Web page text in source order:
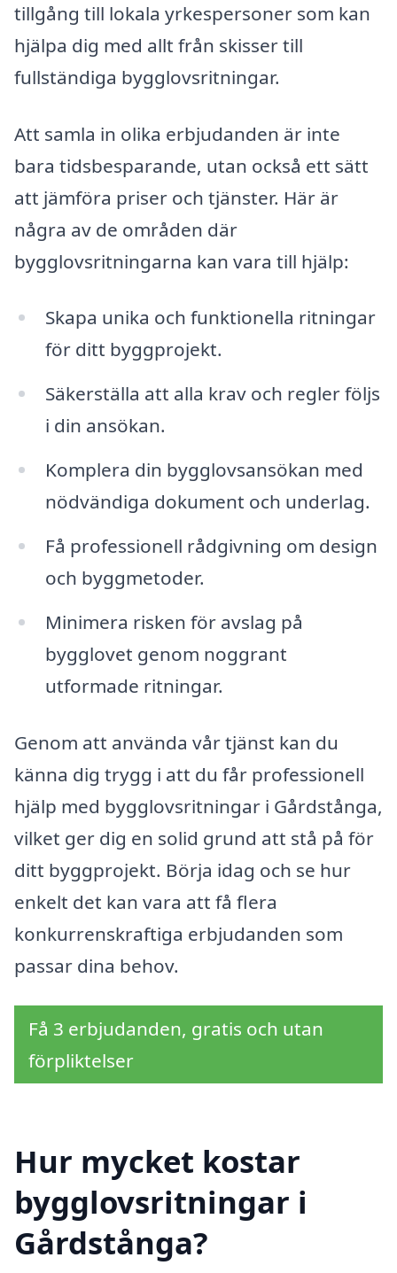
tillgång till lokala yrkespersoner som kan
hjälpa dig med allt från skisser till
fullständiga bygglovsritningar.
Att samla in olika erbjudanden är inte
bara tidsbesparande, utan också ett sätt
att jämföra priser och tjänster. Här är
några av de områden där
bygglovsritningarna kan vara till hjälp:
Skapa unika och funktionella ritningar
för ditt byggprojekt.
Säkerställa att alla krav och regler följs
i din ansökan.
Komplera din bygglovsansökan med
nödvändiga dokument och underlag.
Få professionell rådgivning om design
och byggmetoder.
Minimera risken för avslag på
bygglovet genom noggrant
utformade ritningar.
Genom att använda vår tjänst kan du
känna dig trygg i att du får professionell
hjälp med bygglovsritningar i Gårdstånga,
vilket ger dig en solid grund att stå på för
ditt byggprojekt. Börja idag och se hur
enkelt det kan vara att få flera
konkurrenskraftiga erbjudanden som
passar dina behov.
Få 3 erbjudanden, gratis och utan
förpliktelser
Hur mycket kostar
bygglovsritningar i
Gårdstånga?